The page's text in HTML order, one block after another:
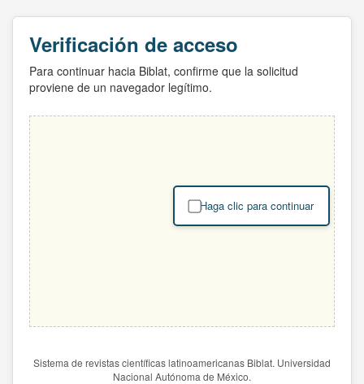
Verificación de acceso
Para continuar hacia Biblat, confirme que la solicitud
proviene de un navegador legítimo.
Haga clic para continuar
Sistema de revistas científicas latinoamericanas Biblat. Universidad
Nacional Autónoma de México.